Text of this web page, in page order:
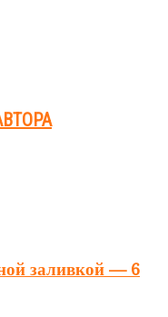
заливкой — 6